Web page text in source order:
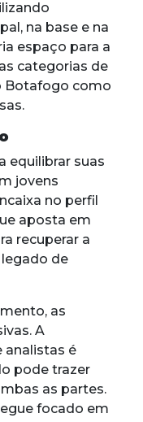
na base e na
espaço para a
categorias de
Botafogo como
equilibrar suas
jovens
no perfil
aposta em
recuperar a
de
as
A
analistas é
pode trazer
as partes.
focado em